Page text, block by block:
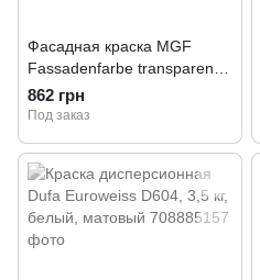
Фасадная краска MGF
Fassadenfarbe transparent,
2,5 л, прозрачная, матовая,
База 3
862 грн
Под заказ